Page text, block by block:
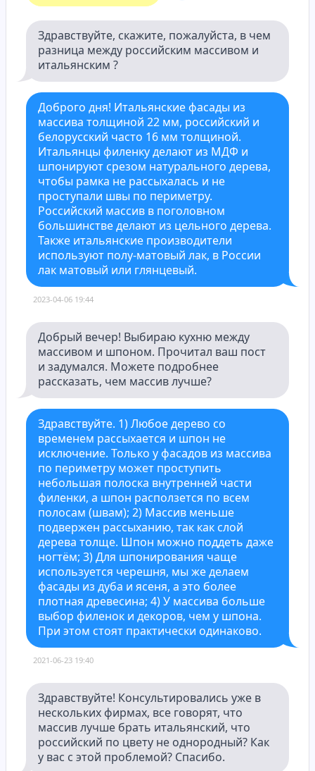
Здравствуйте, скажите, пожалуйста, в чем
разница между российским массивом и
итальянским ?
Доброго дня! Итальянские фасады из
массива толщиной 22 мм, российский и
белорусский часто 16 мм толщиной.
Итальянцы филенку делают из МДФ и
шпонируют срезом натурального дерева,
чтобы рамка не рассыхалась и не
проступали швы по периметру.
Российский массив в поголовном
большинстве делают из цельного дерева.
Также итальянские производители
используют полу-матовый лак, в России
лак матовый или глянцевый.
Добрый вечер! Выбираю кухню между
массивом и шпоном. Прочитал ваш пост
и задумался. Можете подробнее
рассказать, чем массив лучше?
Здравствуйте. 1) Любое дерево со
временем рассыхается и шпон не
исключение. Только у фасадов из массива
по периметру может проступить
небольшая полоска внутренней части
филенки, а шпон расползется по всем
полосам (швам); 2) Массив меньше
подвержен рассыханию, так как слой
дерева толще. Шпон можно поддеть даже
ногтём; 3) Для шпонирования чаще
используется черешня, мы же делаем
фасады из дуба и ясеня, а это более
плотная древесина; 4) У массива больше
выбор филенок и декоров, чем у шпона.
При этом стоят практически одинаково.
Здравствуйте! Консультировались уже в
нескольких фирмах, все говорят, что
массив лучше брать итальянский, что
российский по цвету не однородный? Как
у вас с этой проблемой? Спасибо.